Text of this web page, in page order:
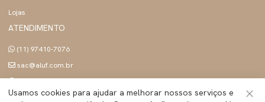
Lojas
ATENDIMENTO
(11) 97410-7076
sac@aluf.com.br
Seg a sex 09h às 18h
SIGA A ALUF
Usamos cookies para ajudar a melhorar nossos serviços e